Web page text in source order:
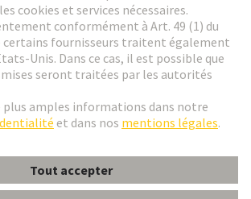
Français
Group